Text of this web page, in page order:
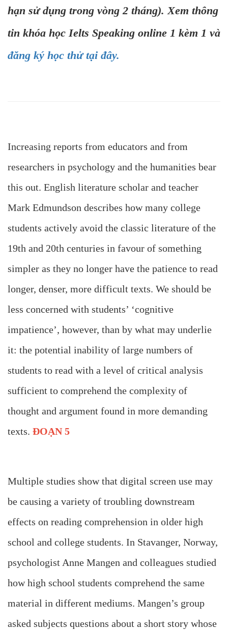
hạn sử dụng trong vòng 2 tháng). Xem thông
tin khóa học Ielts Speaking online 1 kèm 1 và
đăng ký học thử tại đây.
Increasing reports from educators and from
researchers in psychology and the humanities bear
this out. English literature scholar and teacher
Mark Edmundson describes how many college
students actively avoid the classic literature of the
19th and 20th centuries in favour of something
simpler as they no longer have the patience to read
longer, denser, more difficult texts. We should be
less concerned with students’ ‘cognitive
impatience’, however, than by what may underlie
it: the potential inability of large numbers of
students to read with a level of critical analysis
sufficient to comprehend the complexity of
thought and argument found in more demanding
texts. ĐOẠN 5
Multiple studies show that digital screen use may
be causing a variety of troubling downstream
effects on reading comprehension in older high
school and college students. In Stavanger, Norway,
psychologist Anne Mangen and colleagues studied
how high school students comprehend the same
material in different mediums. Mangen’s group
asked subjects questions about a short story whose